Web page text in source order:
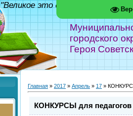
городского
Героя
"Великое это дело - школа!"
Главная » 2017 » Апрель » 17 »
КОНКУРСЫ для педагогов